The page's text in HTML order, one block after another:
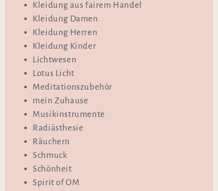
Kleidung aus fairem Handel
Kleidung Damen
Kleidung Herren
Kleidung Kinder
Lichtwesen
Lotus Licht
Meditationszubehör
mein Zuhause
Musikinstrumente
Radiästhesie
Räuchern
Schmuck
Schönheit
Spirit of OM